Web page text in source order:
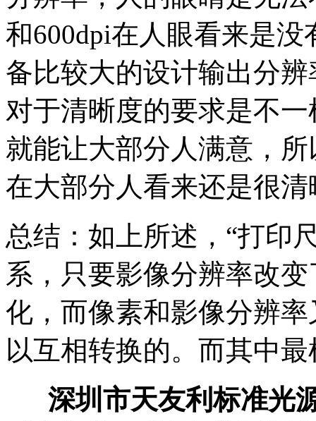
和600dpi在人眼看来是
备比较大的设计输出分
对于清晰度的要求是不
就能让大部分人满意，
在大部分人看来还是很
总结：如上所述，“打印
系，只要影像分辨率改
化，而像素和影像分辨
以互相转换的。而其中
深圳市天友利标准光